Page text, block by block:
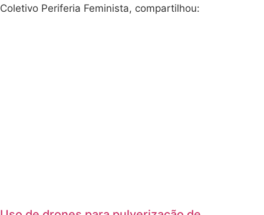
Coletivo Periferia Feminista, compartilhou: